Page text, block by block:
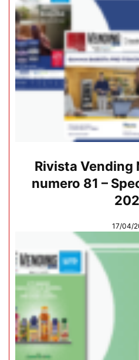
Rivista Vending
numero 81 –
17/04/